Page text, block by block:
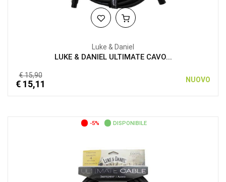
Luke & Daniel
LUKE & DANIEL ULTIMATE CAVO...
€ 15,90
€ 15,11 NUOVO
-5% DISPONIBILE